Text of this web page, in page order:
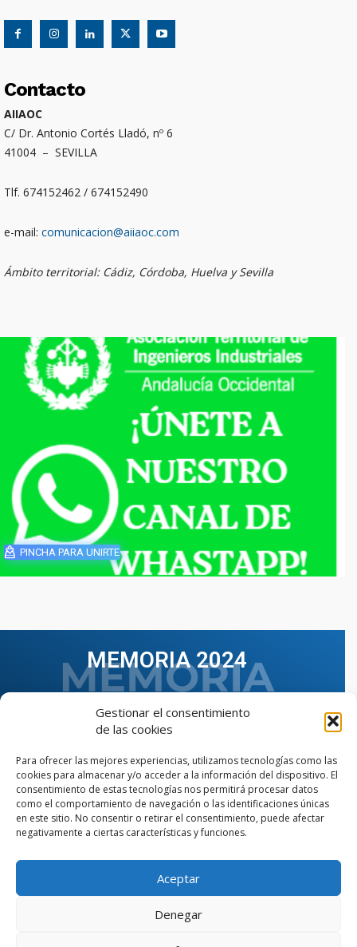
Gestionar el consentimiento
de las cookies
Para ofrecer las mejores experiencias, utilizamos tecnologías como las
cookies para almacenar y/o acceder a la información del dispositivo. El
consentimiento de estas tecnologías nos permitirá procesar datos
como el comportamiento de navegación o las identificaciones únicas
en este sitio. No consentir o retirar el consentimiento, puede afectar
negativamente a ciertas características y funciones.
Aceptar
Denegar
Contacto
AIIAOC
C/ Dr. Antonio Cortés Lladó, nº 6
41004 – SEVILLA
Tlf. 674152462 / 674152490
e-mail: comunicacion@aiiaoc.com
Ámbito territorial: Cádiz, Córdoba, Huelva y Sevilla
PINCHA PARA UNIRTE
MEMORIA 2024
VER TODAS LAS MEMORIAS